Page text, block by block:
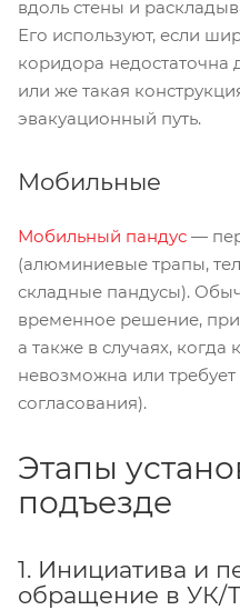
вдоль стены и
Его используют, если
коридора недостаточна
или же такая
эвакуационный путь.
Мобильные
Мобильный пандус —
(алюминиевые трапы,
складные пандусы).
временное решение,
а также в случаях, когда
невозможна или
согласования).
Этапы
подъезде
1. Инициатива и
обращение в